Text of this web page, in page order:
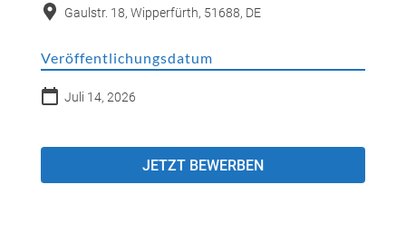
Gaulstr. 18, Wipperfürth, 51688, DE
Veröffentlichungsdatum
Juli 14, 2026
JETZT BEWERBEN